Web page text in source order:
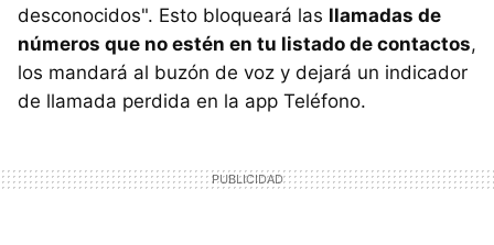
desconocidos". Esto bloqueará las llamadas de
números que no estén en tu listado de contactos,
los mandará al buzón de voz y dejará un indicador
de llamada perdida en la app Teléfono.